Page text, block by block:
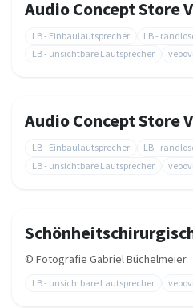
Audio Concept Store
LB - Einbaulautsprecher
LB -
LB - unsichtbare Lautsprecher
Audio Concept Store
LB - Einbaulautsprecher
LB -
LB - unsichtbare Lautsprecher
© Fotografie Gabriel Büchelmeier
LB - unsichtbare Lautsprecher